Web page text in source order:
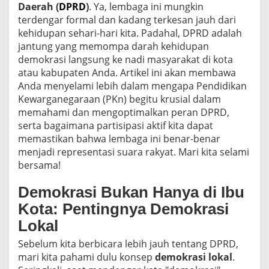
Daerah (DPRD). Ya, lembaga ini mungkin
terdengar formal dan kadang terkesan jauh dari
kehidupan sehari-hari kita. Padahal, DPRD adalah
jantung yang memompa darah kehidupan
demokrasi langsung ke nadi masyarakat di kota
atau kabupaten Anda. Artikel ini akan membawa
Anda menyelami lebih dalam mengapa Pendidikan
Kewarganegaraan (PKn) begitu krusial dalam
memahami dan mengoptimalkan peran DPRD,
serta bagaimana partisipasi aktif kita dapat
memastikan bahwa lembaga ini benar-benar
menjadi representasi suara rakyat. Mari kita selami
bersama!
Demokrasi Bukan Hanya di Ibu
Kota: Pentingnya Demokrasi
Lokal
Sebelum kita berbicara lebih jauh tentang DPRD,
mari kita pahami dulu konsep demokrasi lokal.